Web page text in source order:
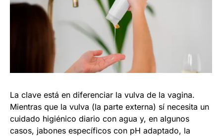
La clave está en diferenciar la vulva de la vagina.
Mientras que la vulva (la parte externa) sí necesita un
cuidado higiénico diario con agua y, en algunos
casos, jabones específicos con pH adaptado, la